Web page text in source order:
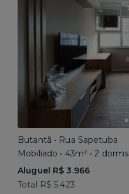
Butantã • Rua Sapetuba
Mobiliado • 43m² • 2 dorms
Aluguel R$ 3.966
Total R$ 5.423